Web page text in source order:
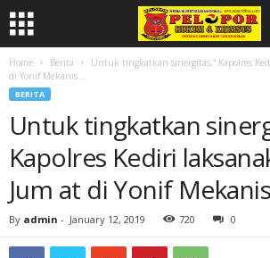
Home Berita
Untuk tingkatkan sinergitas,” Kapolres
di Yonif Mekanis...
BERITA
Untuk tingkatkan
Kapolres Kediri
Jum at di Yonif
By admin - January 12, 2019 720 0